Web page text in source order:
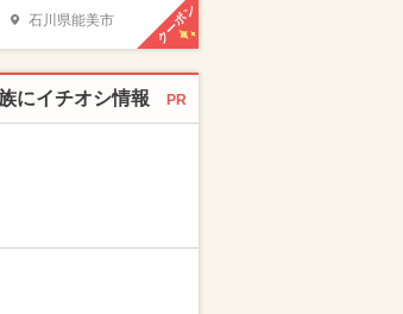
石川県能美市 クーポン
にイチオシ情報 PR